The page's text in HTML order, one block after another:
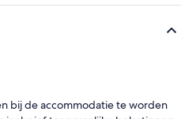
bij de accommodatie te worden